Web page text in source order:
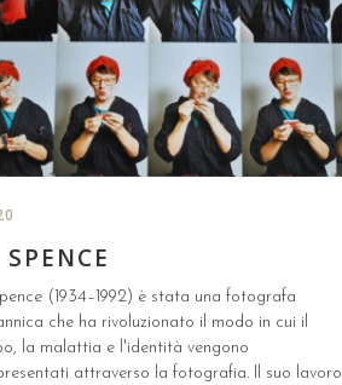
SPENCE
(1934–1992) è stata una fotografa
che ha rivoluzionato il modo in cui il
la malattia e l'identità vengono
attraverso la fotografia. Il suo lavoro